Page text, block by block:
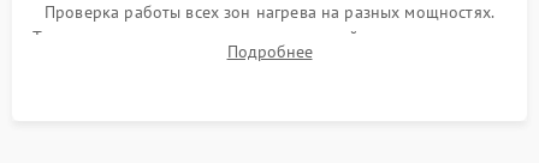
Проверка работы всех зон нагрева на разных мощностях.
Тестирование сенсорного управления, таймера, индикаторов
остаточного тепла и систем защиты от перегрева.
Подробнее